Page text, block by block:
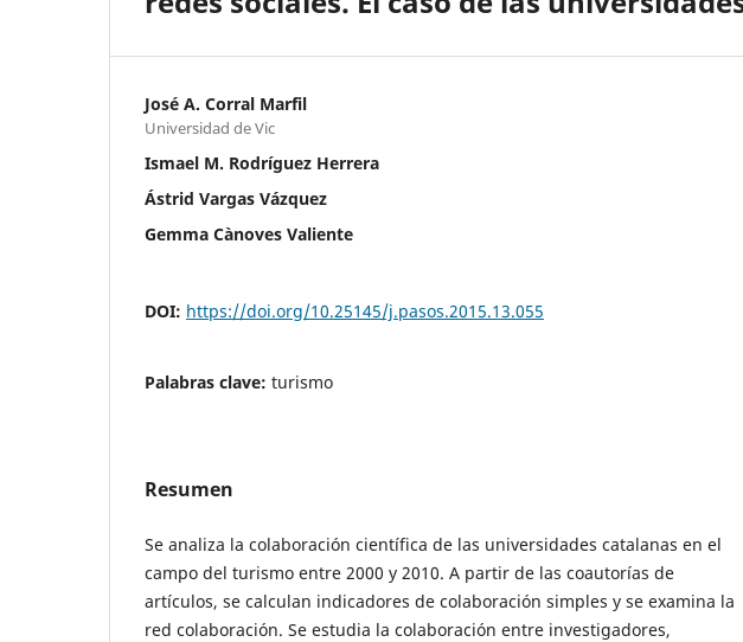
José A. Corral Marfil
Universidad de Vic
Ismael M. Rodríguez Herrera
Ástrid Vargas Vázquez
Gemma Cànoves Valiente
DOI: https://doi.org/10.25145/j.pasos.2015.13.055
Palabras clave: turismo
Resumen
Se analiza la colaboración científica de las universidades catalanas en el
campo del turismo entre 2000 y 2010. A partir de las coautorías de
artículos, se calculan indicadores de colaboración simples y se examina la
red colaboración. Se estudia la colaboración entre investigadores,